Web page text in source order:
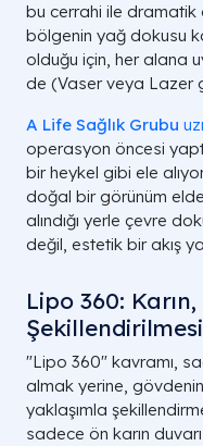
bu cerrahi ile dramatik
bölgenin yağ dokusu
olduğu için, her alana
de (Vaser veya Lazer
A Life Sağlık Grubu
operasyon öncesi
bir heykel gibi ele
doğal bir görünüm elde
alındığı yerle çevre
değil, estetik bir akış
Lipo 360:
Şekillendirilmesi
"Lipo 360" kavramı,
almak yerine,
yaklaşımla
sadece ön karın